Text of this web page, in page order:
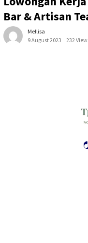
Bar & Artisan
Mellisa
9 August 2023
232